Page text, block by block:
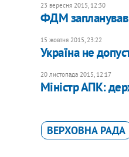
23 вересня 2015, 12:30
ФДМ запланував
15 жовтня 2015, 23:22
Україна не
20 листопада 2015, 12:17
Міністр АПК:
ВЕРХОВНА РАДА